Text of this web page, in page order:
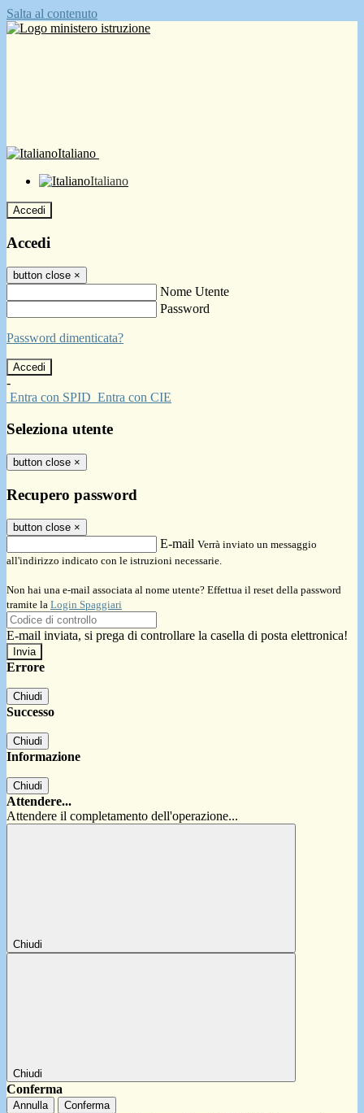
Salta al contenuto
Italiano
Italiano
Accedi
Accedi
button close ×
Nome Utente
Password
Password dimenticata?
-
Entra con SPID Entra con CIE
Seleziona utente
button close ×
Recupero password
button close ×
E-mail Verrà inviato un messaggio
all'indirizzo indicato con le istruzioni necessarie.
Non hai una e-mail associata al nome utente? Effettua il reset della password
tramite la Login Spaggiari
E-mail inviata, si prega di controllare la casella di posta elettronica!
Errore
Chiudi
Successo
Chiudi
Informazione
Chiudi
Attendere...
Attendere il completamento dell'operazione...
Chiudi
Chiudi
Conferma
Annulla Conferma